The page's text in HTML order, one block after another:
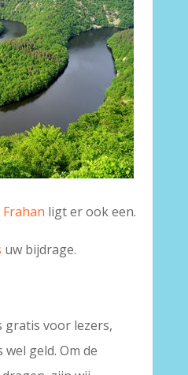
Frahan ligt er ook een.
uw bijdrage.
gratis voor lezers,
geld. Om de